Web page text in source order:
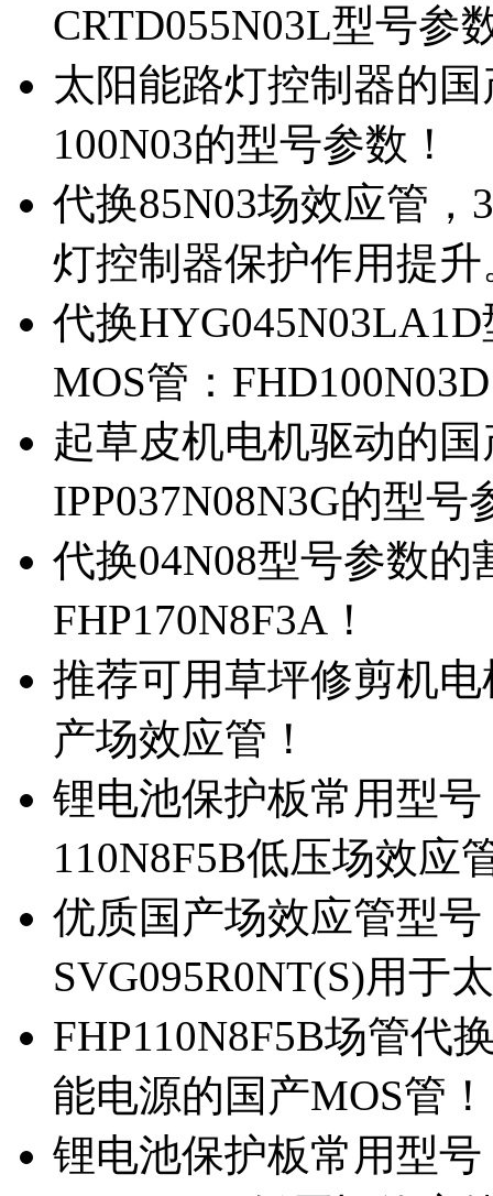
CRTD055N03L型号参
太阳能路灯控制器的
100N03的型号参数！
代换85N03场效应管
灯控制器保护作用提升
代换
MOS管：
起草皮机电机驱动的
IPP037N08N3G的型号
代换04N08型号参数
FHP170N8F3A！
推荐可用草坪修剪机电
产场效应管！
锂电池保护板常用型号
110N8F5B低压场效应
优质国产场效应管型
SVG095R0NT(S)用于
FHP110N8F5B场管代
能电源的国产MOS管！
锂电池保护板常用型